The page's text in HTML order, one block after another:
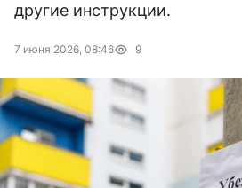
другие инструкции.
7 июня 2026, 08:46 9